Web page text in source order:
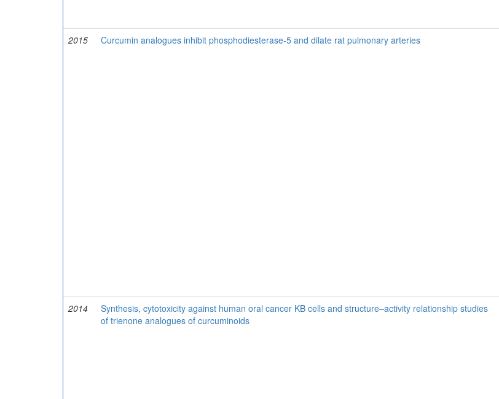
2015
Curcumin analogues inhibit phosphodiesterase-5 and dilate rat pulmonary arteries
2014
Synthesis, cytotoxicity against human oral cancer KB cells and structure–activity relationship studies
of trienone analogues of curcuminoids